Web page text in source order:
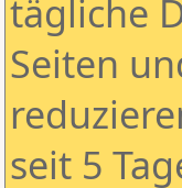
tägliche
Seiten
seit 5